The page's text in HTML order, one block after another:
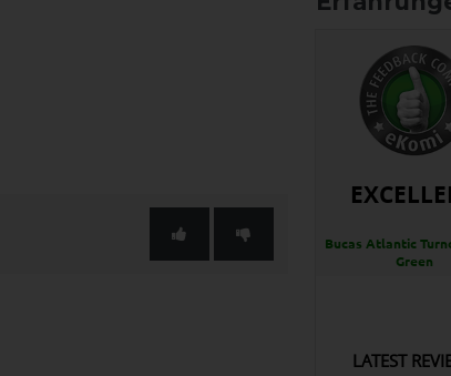
Bucas Atlantic
Green
LATEST